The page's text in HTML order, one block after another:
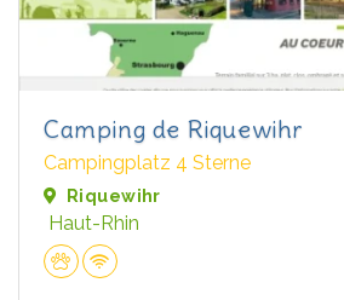
Camping de Riquewihr
Campingplatz 4 Sterne
Riquewihr
Haut-Rhin